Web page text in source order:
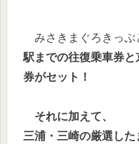
みさきまぐろきっぷ
駅までの往復乗車券
券がセット！
それに加えて、
三浦・三崎の厳選し